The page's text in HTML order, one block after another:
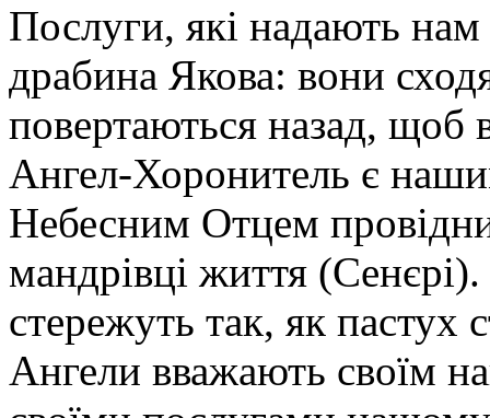
Послуги, які надають
драбина Якова: вони
повертаються назад, щоб
Ангел-Хоронитель є
Небесним Отцем
мандрівці життя
стережуть так, як пастух
Ангели вважають своїм